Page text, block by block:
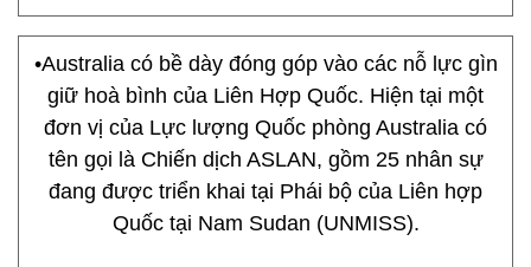
•Australia có bề dày đóng góp vào các nỗ lực gìn
giữ hoà bình của Liên Hợp Quốc. Hiện tại một
đơn vị của Lực lượng Quốc phòng Australia có
tên gọi là Chiến dịch ASLAN, gồm 25 nhân sự
đang được triển khai tại Phái bộ của Liên hợp
Quốc tại Nam Sudan (UNMISS).